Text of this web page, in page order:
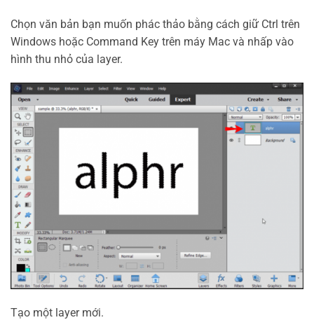
Chọn văn bản bạn muốn phác thảo bằng cách giữ Ctrl trên
Windows hoặc Command Key trên máy Mac và nhấp vào
hình thu nhỏ của layer.
Tạo một layer mới.